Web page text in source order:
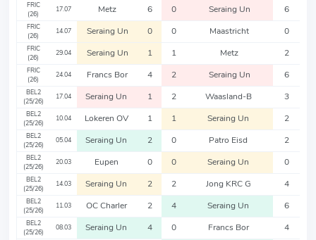
FRIC
(26)
17.07 Metz 6 0 Seraing Un 6
FRIC
(26)
14.07 Seraing Un 0 0 Maastricht 0
FRIC
(26)
29.04 Seraing Un 1 1 Metz 2
FRIC
(26)
24.04 Francs Bor 4 2 Seraing Un 6
BEL2
(25/26)
17.04 Seraing Un 1 2 Waasland-B 3
BEL2
(25/26)
10.04 Lokeren OV 1 1 Seraing Un 2
BEL2
(25/26)
05.04 Seraing Un 2 0 Patro Eisd 2
BEL2
(25/26)
20.03 Eupen 0 0 Seraing Un 0
BEL2
(25/26)
14.03 Seraing Un 2 2 Jong KRC G 4
BEL2
(25/26)
11.03 OC Charler 2 4 Seraing Un 6
BEL2
(25/26)
08.03 Seraing Un 4 0 Francs Bor 4